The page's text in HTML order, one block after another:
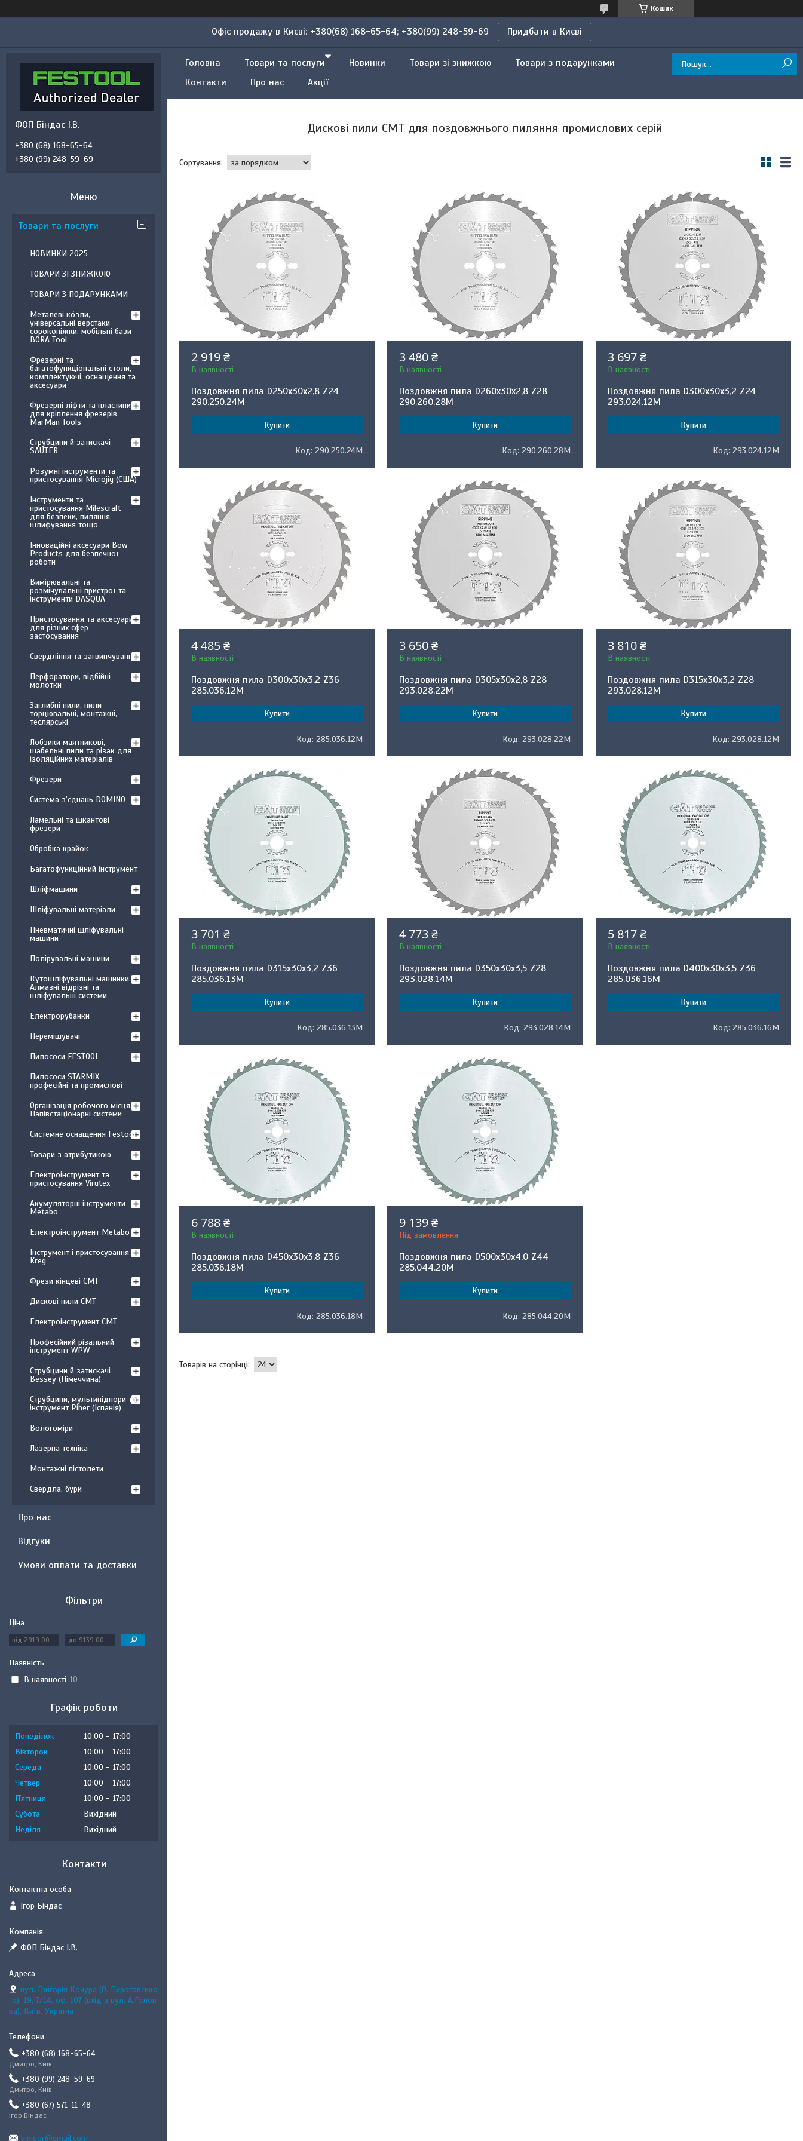
Кошик
Офіс продажу в Києві: +380(68) 168-65-64; +380(99) 248-59-69 Придбати в Києві
Головна Товари та послуги Новинки Товари зі знижкою
Товари з подарунками
Контакти
Про нас Акції
Дискові пили CMT для поздовжнього пиляння промислових серій
2 919 ₴
В наявності
Поздовжня пила D250x30x2,8 Z24
290.250.24M
Купити
290.250.24M
3 480 ₴
В наявності
Поздовжня пила D260x30x2,8 Z28
290.260.28M
Купити
290.260.28M
3 697 ₴
В наявності
Поздовжня пила D300x30x3,2 Z24
293.024.12M
Купити
293.024.12M
4 485 ₴
В наявності
Поздовжня пила D300x30x3,2 Z36
285.036.12M
Купити
285.036.12M
3 650 ₴
В наявності
Поздовжня пила D305x30x2,8 Z28
293.028.22M
Купити
293.028.22M
3 810 ₴
В наявності
Поздовжня пила D315x30x3,2 Z28
293.028.12M
Купити
293.028.12M
3 701 ₴
В наявності
Поздовжня пила D315x30x3,2 Z36
285.036.13M
Купити
285.036.13M
4 773 ₴
В наявності
Поздовжня пила D350x30x3,5 Z28
293.028.14M
Купити
293.028.14M
5 817 ₴
В наявності
Поздовжня пила D400x30x3,5 Z36
285.036.16M
Купити
285.036.16M
6 788 ₴
В наявності
Поздовжня пила D450x30x3,8 Z36
285.036.18M
Купити
285.036.18M
9 139 ₴
Під замовлення
Поздовжня пила D500x30x4,0 Z44
285.044.20M
Купити
285.044.20M
ФОП Біндас І.В.
+380 (68) 168-65-64
+380 (99) 248-59-69
Товари та послуги
НОВИНКИ 2025
ТОВАРИ ЗІ ЗНИЖКОЮ
ТОВАРИ З ПОДАРУНКАМИ
Металеві ко́зли,
універсальні верстаки-
сороконіжки, мобільні бази
BORA Tool
Фрезерні та
багатофункціональні столи,
комплектуючі, оснащення та
аксесуари
Фрезерні ліфти та пластини
для кріплення фрезерів
MarMan Tools
Струбцини й затискачі
SAUTER
Розумні інструменти та
пристосування Microjig (США)
Інструменти та
пристосування Milescraft
для безпеки, пиляння,
шлифування тощо
Інноваційні аксесуари Bow
Products для безпечної
роботи
Вимірювальні та
розмічувальні пристрої та
інструменти DASQUA
Пристосування та аксесуари
для різних сфер
застосування
Свердління та загвинчування
Перфоратори, відбійні
молотки
Заглибні пили, пили
торцювальні, монтажні,
теслярські
Лобзики маятникові,
шабельні пили та різак для
ізоляційних матеріалів
Фрезери
Система з'єднань DOMINO
Ламельні та шкантові
фрезери
Обробка крайок
Багатофункційний інструмент
Шліфмашини
Шліфувальні матеріали
Пневматичні шліфувальні
машини
Полірувальні машини
Кутошліфувальні машинки.
Алмазні відрізні та
шліфувальні системи
Електрорубанки
Перемішувачі
Пилососи FESTOOL
Пилососи STARMIX
професійні та промислові
Організація робочого місця.
Напівстаціонарні системи
Системне оснащення Festool
Товари з атрибутикою
Електроінструмент та
пристосування Virutex
Акумуляторні інструменти
Metabo
Електроінструмент Metabo
Інструмент і пристосування
Kreg
Фрези кінцеві CMT
Дискові пили CMT
Електроінструмент CMT
Професійний різальний
інструмент WPW
Струбцини й затискачі
Bessey (Німеччина)
Струбцини, мультипідпори та
інструмент Piher (Іспанія)
Вологоміри
Лазерна техніка
Монтажні пістолети
Свердла, бури
Про нас
Відгуки
Умови оплати та доставки
Фільтри
Ціна
Наявність
В наявності 10
Графік роботи
Понеділок 10:00
17:00
Вівторок
10:00
17:00
Середа
10:00
17:00
Четвер
10:00
17:00
Пʼятниця
10:00
17:00
Субота
Вихідний
Неділя
Вихідний
Контакти
Ігор Біндас
ФОП Біндас І.В.
вул. Григорія Кочура (О. Пироговсько
го), 19, 7/14, оф. 107 (вхід з вул. А.Голов
ка), Київ, Україна
+380 (68) 168-65-64
Дмитро, Київ
+380 (99) 248-59-69
Дмитро, Київ
+380 (67) 571-11-48
Ігор Біндас
binigor@gmail.com